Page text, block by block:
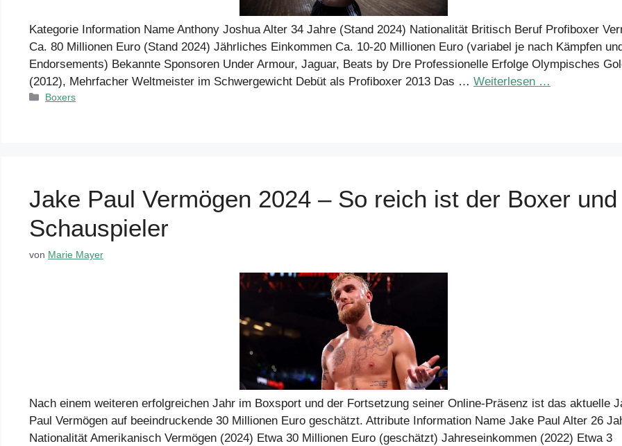
Kategorie Information Name Anthony Joshua Alter 34 Jahre (Stand 2024) Nationalität Britisch Beruf Profiboxer
Ca. 80 Millionen Euro (Stand 2024) Jährliches Einkommen Ca. 10-20 Millionen Euro (variabel je nach Kämpfen
Endorsements) Bekannte Sponsoren Under Armour, Jaguar, Beats by Dre Professionelle Erfolge Olympisches
(2012), Mehrfacher Weltmeister im Schwergewicht Debüt als Profiboxer 2013 Das … Weiterlesen …
Kategorien
Boxers
Jake Paul Vermögen 2024 – So reich ist der Boxer und
Schauspieler
von Marie Mayer
Nach einem weiteren erfolgreichen Jahr im Boxsport und der Fortsetzung seiner Online-Präsenz ist das aktuelle
Paul Vermögen auf beeindruckende 30 Millionen Euro geschätzt. Attribute Information Name Jake Paul Alter 26
Nationalität Amerikanisch Vermögen (2024) Etwa 30 Millionen Euro (geschätzt) Jahreseinkommen (2022) Etwa 3